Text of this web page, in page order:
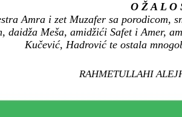
O Ž A L O
Amra i zet Muzafer sa porodicom,
daidža Meša, amidžići Safet i Amer,
Kučević, Hadrović te ostala
RAHMETULLAHI